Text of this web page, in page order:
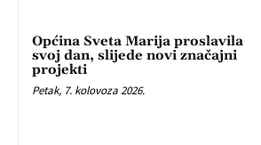
Općina Sveta Marija proslavila
svoj dan, slijede novi značajni
projekti
Petak, 7. kolovoza 2026.